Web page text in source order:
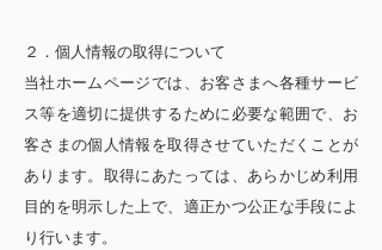
２．個人情報の取得について
当社ホームページでは、お客さまへ各種サービ
ス等を適切に提供するために必要な範囲で、お
客さまの個人情報を取得させていただくことが
あります。取得にあたっては、あらかじめ利用
目的を明示した上で、適正かつ公正な手段によ
り行います。